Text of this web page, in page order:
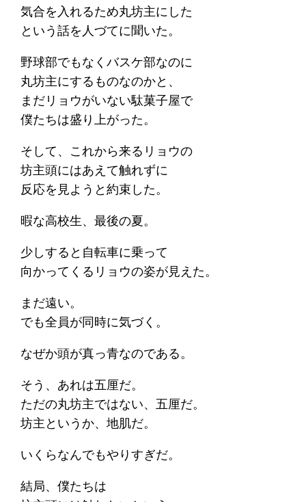
気合を入れるため丸坊主にした
という話を人づてに聞いた。
野球部でもなくバスケ部なのに
丸坊主にするものなのかと、
まだリョウがいない駄菓子屋で
僕たちは盛り上がった。
そして、これから来るリョウの
坊主頭にはあえて触れずに
反応を見ようと約束した。
暇な高校生、最後の夏。
少しすると自転車に乗って
向かってくるリョウの姿が見えた。
まだ遠い。
でも全員が同時に気づく。
なぜか頭が真っ青なのである。
そう、あれは五厘だ。
ただの丸坊主ではない、五厘だ。
坊主というか、地肌だ。
いくらなんでもやりすぎだ。
結局、僕たちは